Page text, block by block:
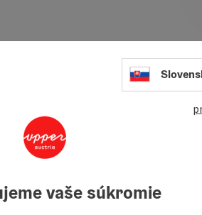
is known around the world! We
in Molln (Upper Austria) since
instrument from then
will experience, see and hear.
vaše súkromie